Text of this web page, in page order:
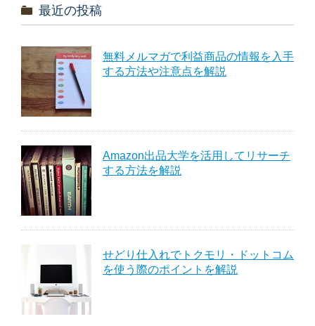
最近の投稿
無料メルマガで利益商品の情報を入手
する方法や注意点を解説
Amazon出品大学を活用してリサーチ
する方法を解説
せどり仕入れでトクモリ・ドットコム
を使う際のポイントを解説